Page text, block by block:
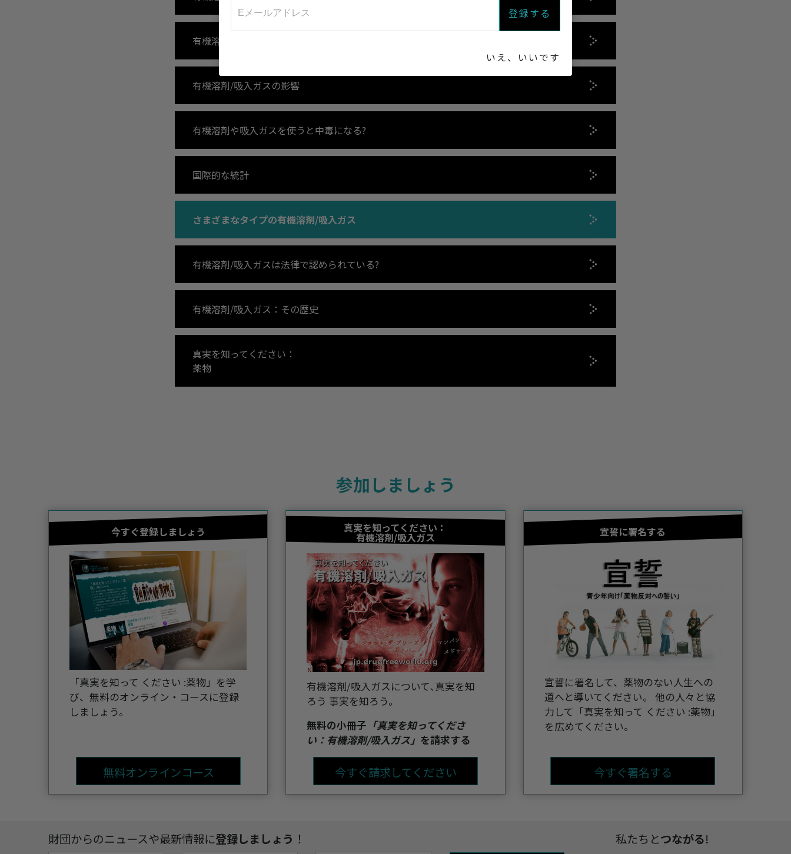
有機溶剤や吸入ガスが身体に及ぼす影響
有機溶剤/吸入ガスの影響
有機溶剤や吸入ガスを使うと中毒になる?
国際的な統計
さまざまなタイプの有機溶剤/吸入ガス
有機溶剤/吸入ガスは法律で認められている?
有機溶剤/吸入ガス：その歴史
真実を知ってください：
薬物
参加しましょう
今すぐ登録しましょう
「真実を知って ください :薬物」を学
び、無料のオンライン・コースに登録
しましょう。
無料オンラインコース
真実を知ってください：
有機溶剤/吸入ガス
有機溶剤/吸入ガスについて､真実を知
ろう 事実を知ろう。
無料の小冊子 「真実を知ってくださ
い：有機溶剤/吸入ガス」 を請求する
今すぐ請求してください
宣誓に署名する
宣誓に署名して、薬物のない人生への
道へと導いてください。 他の人々と協
力して「真実を知って ください :薬物」
を広めてください。
今すぐ署名する
登録する
いえ、いいです
財団からのニュースや最新情報に登録しましょう ！ 私たちとつながる!